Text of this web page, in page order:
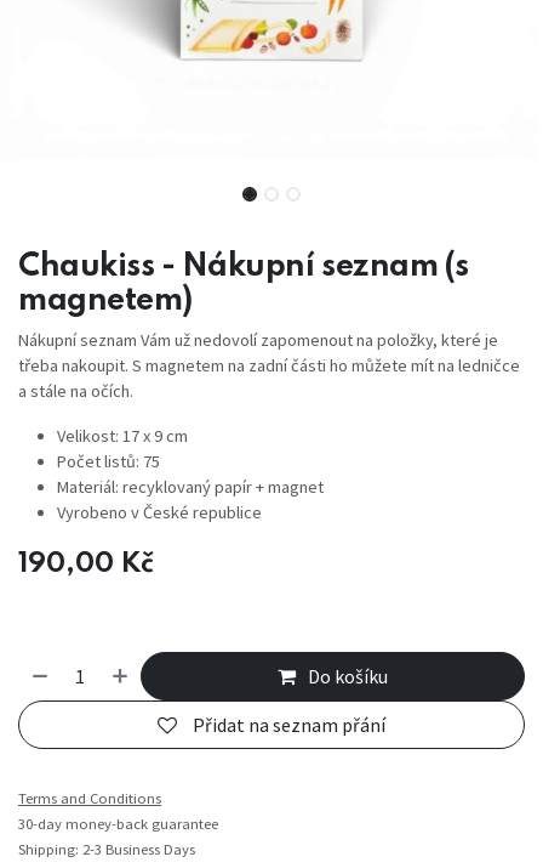
Chaukiss - Nákupní seznam (s
magnetem)
Nákupní seznam Vám už nedovolí zapomenout na položky, které je
třeba nakoupit. S magnetem na zadní části ho můžete mít na ledničce
a stále na očích.
Velikost: 17 x 9 cm
Počet listů: 75
Materiál: recyklovaný papír + magnet
Vyrobeno v České republice
190,00 Kč
Do košíku
Přidat na seznam přání
Terms and Conditions
30-day money-back guarantee
Shipping: 2-3 Business Days